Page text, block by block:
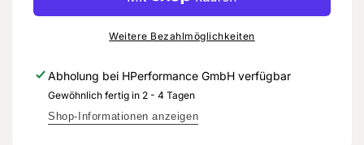
906
051
Original
Ersatzteil
für
06H
906
-
Original
Ersatzteil
Weitere Bezahlmöglichkeiten
Abholung bei HPerformance GmbH verfügbar
Gewöhnlich fertig in 2 - 4 Tagen
Shop-Informationen anzeigen